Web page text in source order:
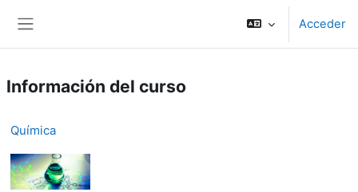
Acceder
Información del curso
Química